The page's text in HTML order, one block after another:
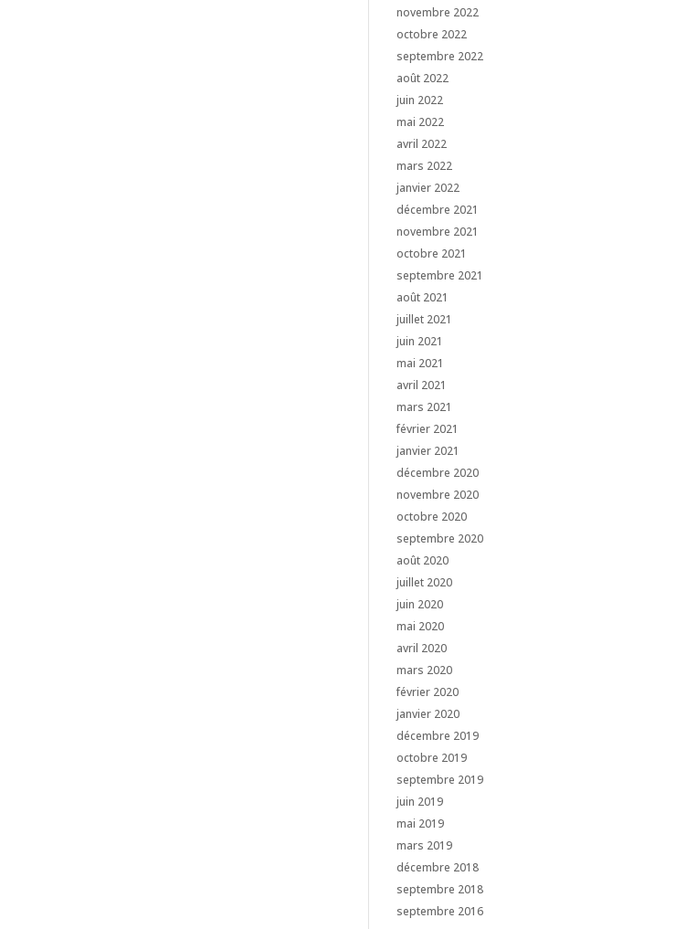
novembre 2022
octobre 2022
septembre 2022
août 2022
juin 2022
mai 2022
avril 2022
mars 2022
janvier 2022
décembre 2021
novembre 2021
octobre 2021
septembre 2021
août 2021
juillet 2021
juin 2021
mai 2021
avril 2021
mars 2021
février 2021
janvier 2021
décembre 2020
novembre 2020
octobre 2020
septembre 2020
août 2020
juillet 2020
juin 2020
mai 2020
avril 2020
mars 2020
février 2020
janvier 2020
décembre 2019
octobre 2019
septembre 2019
juin 2019
mai 2019
mars 2019
décembre 2018
septembre 2018
septembre 2016